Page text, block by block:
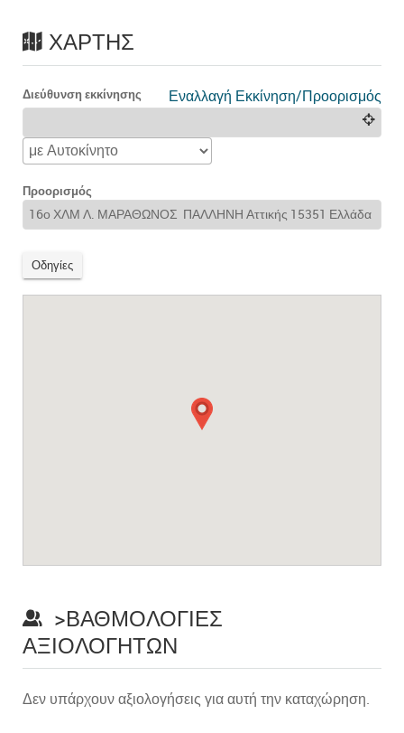
ΧΆΡΤΗΣ
Εναλλαγή Εκκίνηση/Προορισμός
Διεύθυνση εκκίνησης
Προορισμός
Οδηγίες
>ΒΑΘΜΟΛΟΓΊΕΣ
ΑΞΙΟΛΟΓΗΤΏΝ
Δεν υπάρχουν αξιολογήσεις για αυτή την καταχώρηση.